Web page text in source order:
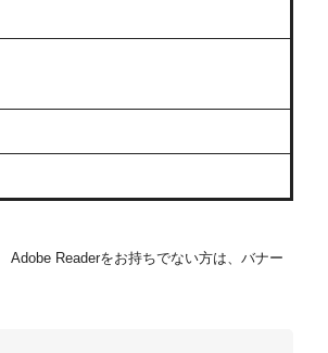
Adobe Readerをお持ちでない方は、バナー